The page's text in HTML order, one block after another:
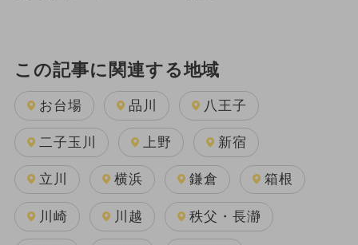
この記事に関連する地域
お台場 品川 八王子
二子玉川 上野 新宿
立川 横浜 鎌倉 箱根
川崎 川越 秩父・長瀞